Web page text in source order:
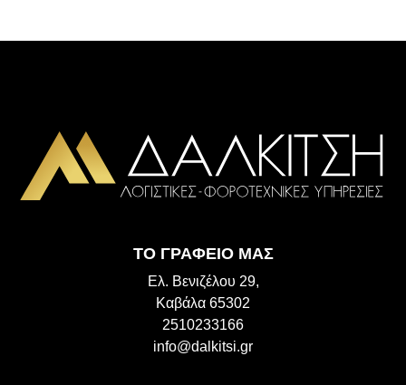
ΤΟ ΓΡΑΦΕΙΟ ΜΑΣ
Ελ. Βενιζέλου 29,
Καβάλα 65302
2510233166
info@dalkitsi.gr